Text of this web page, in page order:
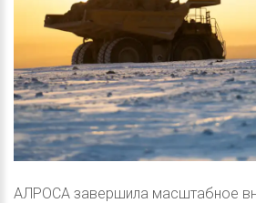
АЛРОСА завершила масштабное